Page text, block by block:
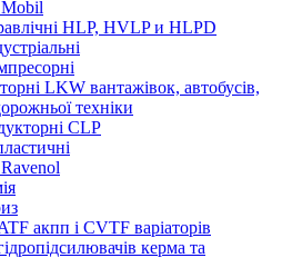
Mobil
HLP, HVLP и HLPD
LKW вантажівок, автобусів,
техніки
CLP
акпп і CVTF варіаторів
керма та